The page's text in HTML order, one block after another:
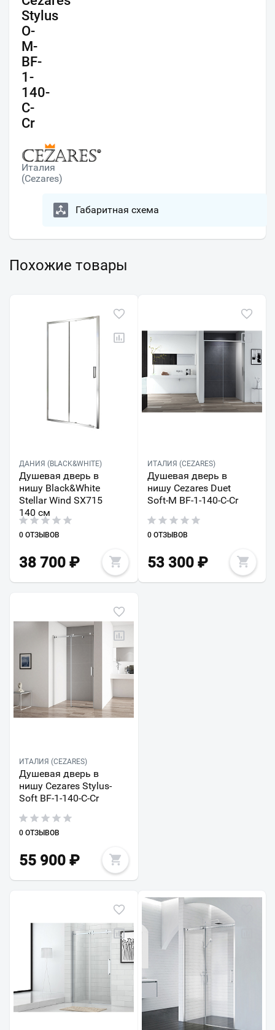
Stylus
O-
M-
BF-
1-
140-
C-
Cr
Италия
(Cezares)
Габаритная схема
Похожие товары
ДАНИЯ (BLACK&WHITE)
Душевая дверь в
нишу Black&White
Stellar Wind SX715
140 см
0 ОТЗЫВОВ
38 700 ₽
ИТАЛИЯ (CEZARES)
Душевая дверь в
нишу Cezares Duet
Soft-M BF-1-140-C-Cr
0 ОТЗЫВОВ
53 300₽
ИТАЛИЯ (CEZARES)
Душевая дверь в
нишу Cezares Stylus-
Soft BF-1-140-C-Cr
0 ОТЗЫВОВ
55 900 ₽